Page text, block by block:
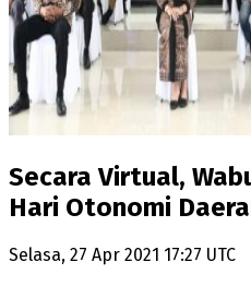
Secara Virtual,
Hari Otonomi
Selasa, 27 Apr 2021 17:27 UTC